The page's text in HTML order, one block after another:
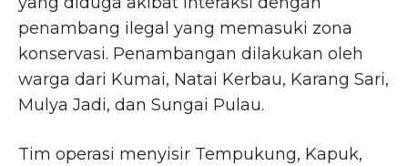
penambang ilegal yang memasuki zona
konservasi. Penambangan dilakukan oleh
warga dari Kumai, Natai Kerbau, Karang Sari,
Mulya Jadi, dan Sungai Pulau.
Tim operasi menyisir Tempukung, Kapuk,